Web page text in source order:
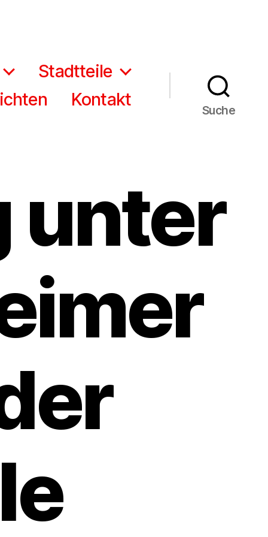
Stadtteile
Kontakt
Suche
unter